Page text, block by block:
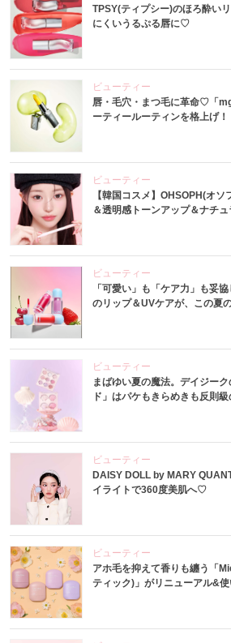
TPSY(ティプシー)のほろ酔い
にくいうるぷる唇に♡
ビューティー
唇・毛穴・まつ毛に革命♡「
ーティールーティンを格上げ！
ビューティー
【韓国コスメ】OHSOPH(オ
＆透明感トーンアップ＆ナチ
ビューティー
「可愛い」も「ケア力」も妥
のリップ＆UVケアが、この夏
ビューティー
まばゆい夏の魔法。デイジー
ド」はパケもきらめきも反則
ビューティー
DAISY DOLL by MARY
イライトで360度美肌へ♡
ビューティー
アホ毛を抑えて香りも纏う「
ティック)」がリニューアル&使